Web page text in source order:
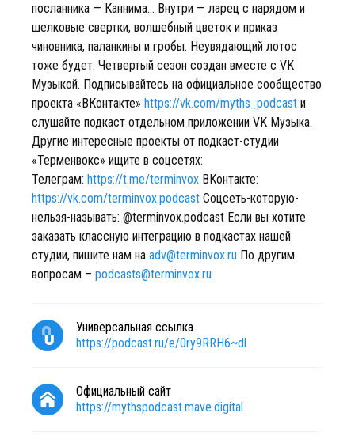
посланника — Каннима… Внутри — ларец с нарядом и
шелковые свертки, волшебный цветок и приказ
чиновника, паланкины и гробы. Неувядающий лотос
тоже будет. Четвертый сезон создан вместе с VK
Музыкой. Подписывайтесь на официальное сообщество
проекта «ВКонтакте» https://vk.com/myths_podcast и
слушайте подкаст отдельном приложении VK Музыка.
Другие интересные проекты от подкаст-студии
«Терменвокс» ищите в соцсетях:
Телеграм: https://t.me/terminvox ВКонтакте:
https://vk.com/terminvox.podcast Соцсеть-которую-
нельзя-называть: @terminvox.podcast Если вы хотите
заказать классную интеграцию в подкастах нашей
студии, пишите нам на adv@terminvox.ru По другим
вопросам – podcasts@terminvox.ru
Универсальная ссылка
https://podcast.ru/e/0ry9RRH6~dl
Официальный сайт
https://mythspodcast.mave.digital